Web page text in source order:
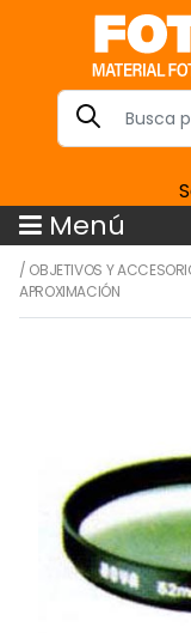
Menú
/ OBJETIVOS Y
APROXIMACIÓN